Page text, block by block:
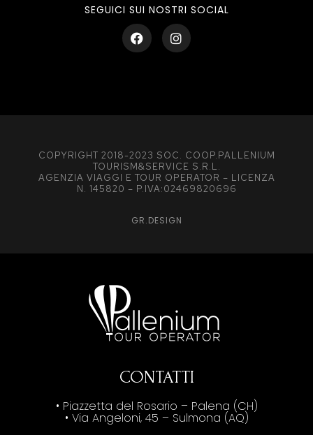
SEGUICI SUI NOSTRI SOCIAL
COPYRIGHT 2018-2023 SOC. COOP.PALLENIUM
TOURISM&SERVICE S.R.L.
AGENZIA VIAGGI E TOUR OPERATOR – LICENZA
N. 145820 – P.IVA:02469820696
GR.DESIGN
CONTATTI
• Piazzetta del Rosario – Palena (CH)
• Via Angeloni, 45 – Sulmona (AQ)